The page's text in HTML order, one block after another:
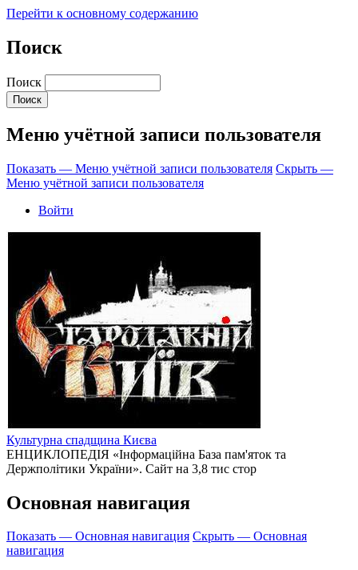
Перейти к основному содержанию
Поиск
Поиск
Меню учётной записи пользователя
Показать — Меню учётной записи пользователя Скрыть —
Меню учётной записи пользователя
Войти
Культурна спадщина Києва
ЕНЦИКЛОПЕДІЯ «Інформаційна База пам'яток та
Держполітики України». Сайт на 3,8 тис стор
Основная навигация
Показать — Основная навигация Скрыть — Основная
навигация